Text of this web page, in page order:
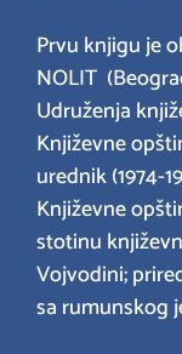
Prvu knjigu je
NOLIT
Udruženja
Književne
urednik (1974-
Književne
stotinu
Vojvodini;
sa rumunskog